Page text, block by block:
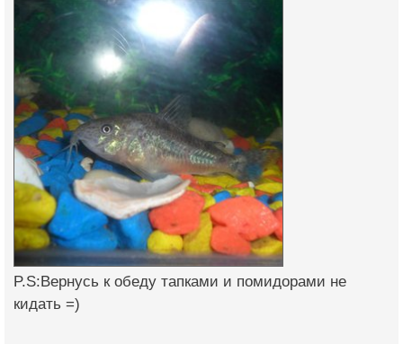
P.S:Вернусь к обеду тапками и помидорами не
кидать =)